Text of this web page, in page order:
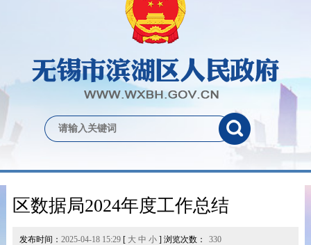
区数据局2024年度工作总结
发布时间： 2025-04-18 15:29[ 大 中 小] 浏览次数： 330